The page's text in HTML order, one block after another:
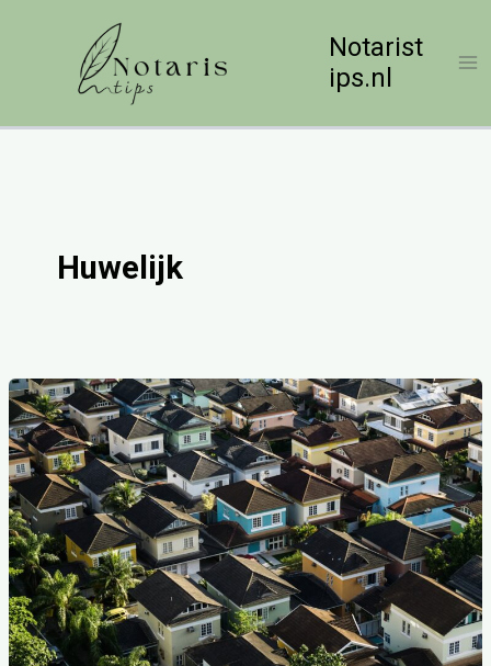
Notarist
ips.nl
Huwelijk
Gemeenschap
van
goederen:
wat
betekent
het
als
alles
van
jullie
samen